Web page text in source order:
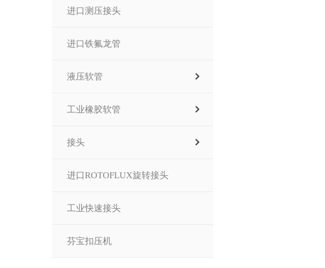
进口测压接头
进口铁氟龙管
液压软管
工业橡胶软管
接头
进口ROTOFLUX旋转接头
工业快速接头
芬宝扣压机